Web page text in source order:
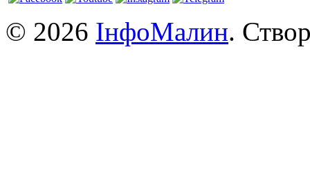
© 2026 ІнфоМалин.